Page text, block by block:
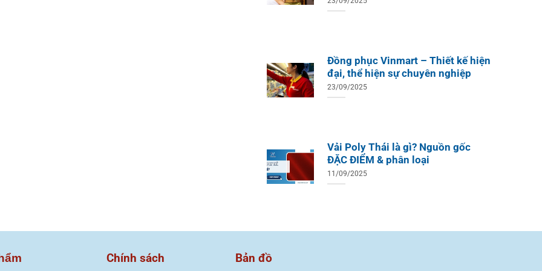
Đồng phục Vinmart – Thiết kế hiện
đại, thể hiện sự chuyên nghiệp
23/09/2025
Vải Poly Thái là gì? Nguồn gốc
ĐẶC ĐIỂM & phân loại
11/09/2025
Chính sách Bản đồ